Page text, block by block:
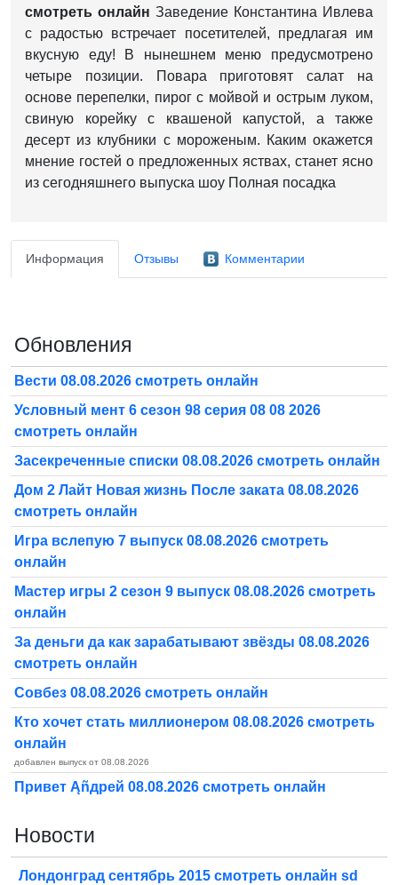
смотреть онлайн Заведение Константина Ивлева
с радостью встречает посетителей, предлагая им
вкусную еду! В нынешнем меню предусмотрено
четыре позиции. Повара приготовят салат на
основе перепелки, пирог с мойвой и острым луком,
свиную корейку с квашеной капустой, а также
десерт из клубники с мороженым. Каким окажется
мнение гостей о предложенных яствах, станет ясно
из сегодняшнего выпуска шоу Полная посадка
Информация Отзывы Комментарии
Обновления
Вести 08.08.2026 смотреть онлайн
Условный мент 6 сезон 98 серия 08 08 2026
смотреть онлайн
Засекреченные списки 08.08.2026 смотреть онлайн
Дом 2 Лайт Новая жизнь После заката 08.08.2026
смотреть онлайн
Игра вслепую 7 выпуск 08.08.2026 смотреть
онлайн
Мастер игры 2 сезон 9 выпуск 08.08.2026 смотреть
онлайн
За деньги да как зарабатывают звёзды 08.08.2026
смотреть онлайн
Совбез 08.08.2026 смотреть онлайн
Кто хочет стать миллионером 08.08.2026 смотреть
онлайн
добавлен выпуск от 08.08.2026
Привет Ąñдpей 08.08.2026 смотреть онлайн
Новости
Лондонград сентябрь 2015 смотреть онлайн sd